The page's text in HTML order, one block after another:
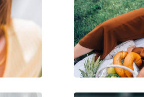
Μόδα
0VE4406 GB1/87 56